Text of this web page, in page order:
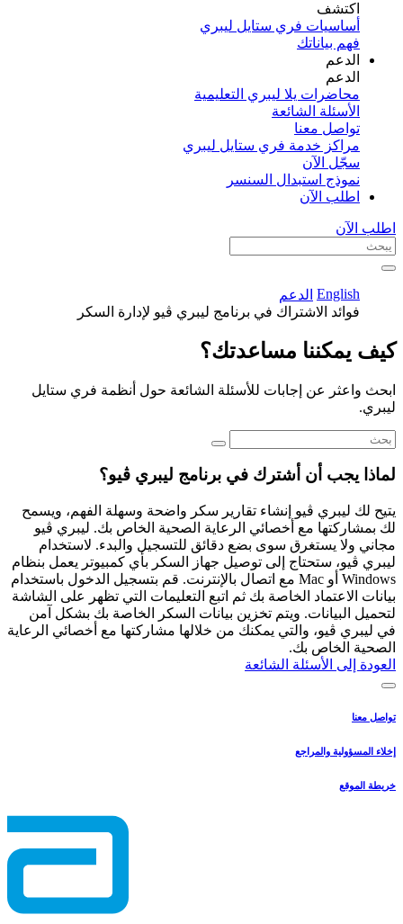
اكتشف​
أساسيات فري ستايل ليبري
فهم بياناتك
الدعم
الدعم
محاضرات يلا ليبري التعليمية
الأسئلة الشائعة
تواصل معنا
مراكز خدمة فري ستايل ليبري
سجّل الآن​
نموذج استبدال السنسر
اطلب الآن
اطلب الآن
English الدعم
فوائد الاشتراك في برنامج ليبري ڤيو لإدارة السكر
كيف يمكننا مساعدتك؟
ابحث واعثر عن إجابات للأسئلة الشائعة حول أنظمة فري ستايل
ليبري.
لماذا يجب أن أشترك في برنامج ليبري ڤيو؟
يتيح لك ليبري ڤيو إنشاء تقارير سكر واضحة وسهلة الفهم، ويسمح
لك بمشاركتها مع أخصائي الرعاية الصحية الخاص بك. ليبري ڤيو
مجاني ولا يستغرق سوى بضع دقائق للتسجيل والبدء. لاستخدام
ليبري ڤيو، ستحتاج إلى توصيل جهاز السكر بأي كمبيوتر يعمل بنظام
Windows أو Mac مع اتصال بالإنترنت. قم بتسجيل الدخول باستخدام
بيانات الاعتماد الخاصة بك ثم اتبع التعليمات التي تظهر على الشاشة
لتحميل البيانات. ويتم تخزين بيانات السكر الخاصة بك بشكل آمن
في ليبري ڤيو، والتي يمكنك من خلالها مشاركتها مع أخصائي الرعاية
الصحية الخاص بك.
العودة إلى الأسئلة الشائعة
تواصل معنا
إخلاء المسؤولية والمراجع
خريطة الموقع